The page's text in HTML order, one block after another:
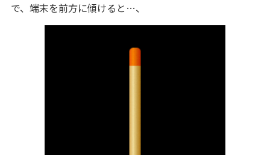
で、端末を前方に傾けると…、